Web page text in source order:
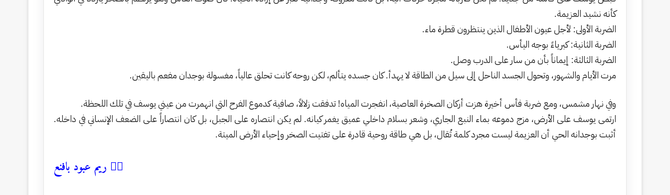
كأنه نشيد العزيمة.
​الضربة الأولى: لأجل عيون الأطفال الذين ينتظرون قطرة ماء.
​الضربة الثانية: كبرياءً بوجه اليأس.
​الضربة الثالثة: إيماناً بأن من سار على الدرب وصل.
​مرت الأيام والشهور، وتحول الجسد الناحل إلى سيل من الطاقة لا يهدأ. كان جسده يتألم، لكن روحه كانت تحلق عالياً، مغسولة بوجدان مفعم باليقين.
​وفي نهار مشمس، ومع ضربة فأس أخيرة هزت أركان الصخرة العاصية، انفجرت المياه! تدفقت زلالاً، صافية كدموع الفرح التي انهمرت من عيني يوسف في تلك اللحظة.
​ارتمى يوسف على الأرض، مزج دموعه بماء النبع الجاري، وشعر بسلام داخلي عميق يغمر كيانه. لم يكن انتصاره على الجبل، بل كان انتصاراً على الضعف الإنساني في داخله.
أثبت بوجدانه الحي أن العزيمة ليست مجرد كلمة تُقال، بل هي طاقة روحية قادرة على تفتيت الصخر وإحياء الأرض الميتة.
✍🏻 ريم عبود بافنع